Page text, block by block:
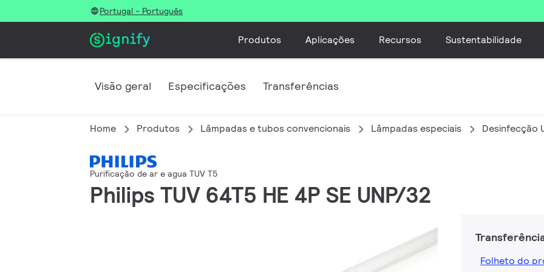
Portugal - Português
Produtos Aplicações Recursos Sustentabilidade
Visão geral Especificações Transferências
Home Produtos Lâmpadas e tubos convencionais Lâmpadas especiais Desinfecção
Purificação de ar e agua TUV T5
Philips TUV 64T5 HE 4P SE UNP/32
Folheto do